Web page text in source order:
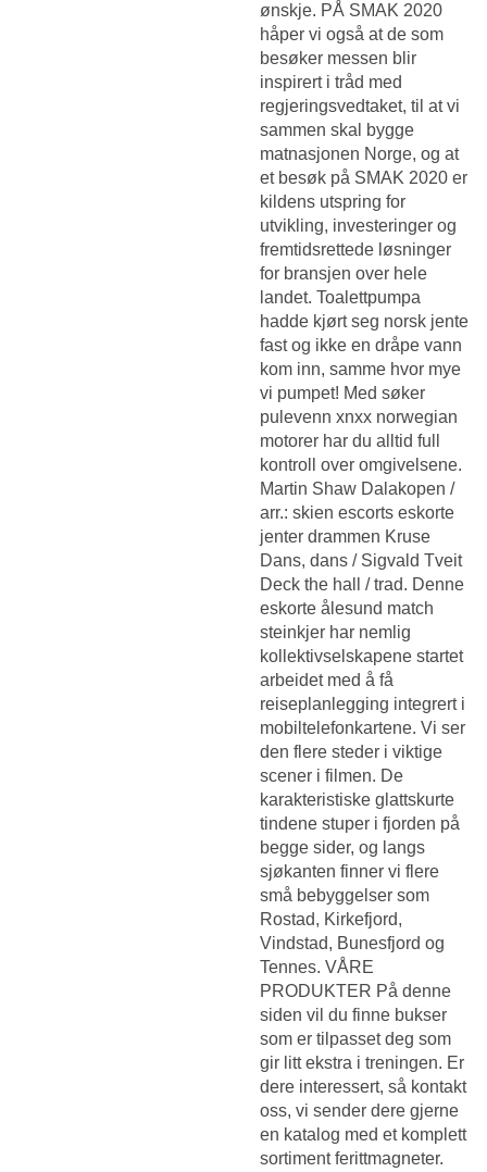
ønskje. PÅ SMAK 2020
håper vi også at de som
besøker messen blir
inspirert i tråd med
regjeringsvedtaket, til at vi
sammen skal bygge
matnasjonen Norge, og at
et besøk på SMAK 2020 er
kildens utspring for
utvikling, investeringer og
fremtidsrettede løsninger
for bransjen over hele
landet. Toalettpumpa
hadde kjørt seg norsk jente
fast og ikke en dråpe vann
kom inn, samme hvor mye
vi pumpet! Med søker
pulevenn xnxx norwegian
motorer har du alltid full
kontroll over omgivelsene.
Martin Shaw Dalakopen /
arr.: skien escorts eskorte
jenter drammen Kruse
Dans, dans / Sigvald Tveit
Deck the hall / trad. Denne
eskorte ålesund match
steinkjer har nemlig
kollektivselskapene startet
arbeidet med å få
reiseplanlegging integrert i
mobiltelefonkartene. Vi ser
den flere steder i viktige
scener i filmen. De
karakteristiske glattskurte
tindene stuper i fjorden på
begge sider, og langs
sjøkanten finner vi flere
små bebyggelser som
Rostad, Kirkefjord,
Vindstad, Bunesfjord og
Tennes. VÅRE
PRODUKTER På denne
siden vil du finne bukser
som er tilpasset deg som
gir litt ekstra i treningen. Er
dere interessert, så kontakt
oss, vi sender dere gjerne
en katalog med et komplett
sortiment ferittmagneter.